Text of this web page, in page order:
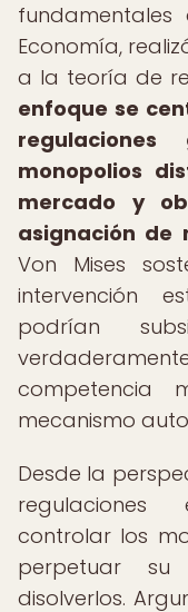
Economía,
a la teoría de
enfoque se
monopolios
mercado y
asignación de
Von Mises
intervención
podrían
competencia
mecanismo
Desde la
controlar los
perpetuar
disolverlos.